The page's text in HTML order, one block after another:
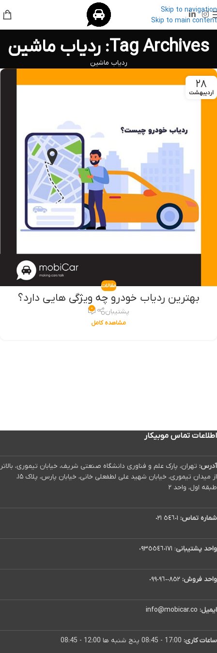
Skip to navigation
Skip to main content
Tag Archives: ردیاب ماشین
ردیاب ماشین
۲۸
اردیبهشت
مقالات
بهترین ردیاب خودرو چه ویژگی هایی دارد؟
پشتیبان ۰
مشاهده کامل
اطلاعات تماس موبیکار
آدرس: تهران، پارک علم و فناوری دانشگاه صنعتی شریف، خیابان تیموری، بالاتر
از میدان تیموری، خیابان شهید علی لطفعلی خانی، خیابان پارس، پلاک ۱۵،
طبقه اول، واحد ۲
شماره تماس: ٥٤٦٠١ ٠٢١
واحد پشتیبانی: ٠٩٣٥٥٤٦٠١٧١
واحد فروش: ٠٩٩٠٩٦٠٠٨٥٢
ایمیل: info@mobicar.co
ساعات کاری: